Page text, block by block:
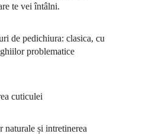
te vei întâlni.
de pedichiura: clasica, cu
problematice
cuticulei
naturale și intretinerea